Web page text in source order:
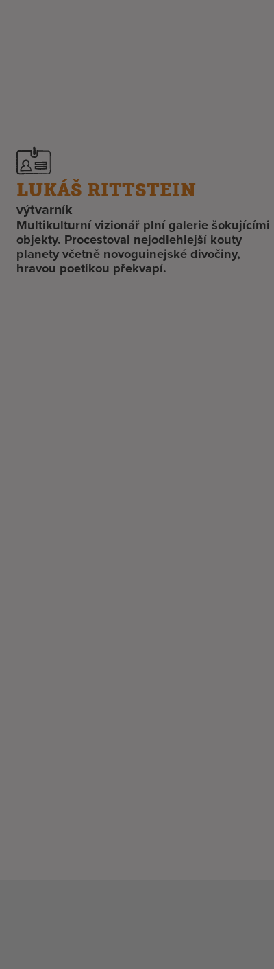
LUKÁŠ RITTSTEIN
výtvarník
Multikulturní vizionář plní galerie šokujícími
objekty. Procestoval nejodlehlejší kouty
planety včetně novoguinejské divočiny,
hravou poetikou překvapí.